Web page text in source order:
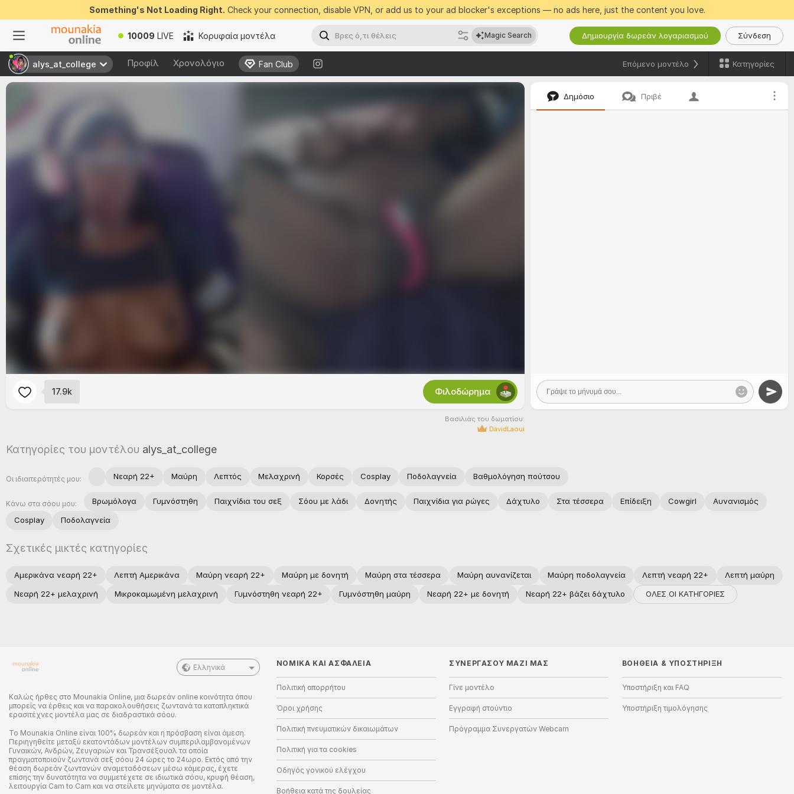
Something's Not Loading Right. Check your connection, disable VPN, or add us to your ad blocker's exceptions — no ads here, just the content you love.
10009 LIVE Κορυφαία μοντέλα Magic Search Δημιουργία δωρεάν λογαριασμού Σύνδεση
alys_at_college Προφίλ Χρονολόγιο Fan Club
alys_at_college Fan Club Επόμενο μοντέλο Κατηγορίες
17.9k Φιλοδώρημα
Βασιλιάς του δωματίου:
DavidLaoui
Δημόσιο Πριβέ
Κατηγορίες του μοντέλου alys_at_college
Οι ιδιαιτερότητές μου: Νεαρή 22+ Μαύρη Λεπτός Μελαχρινή Κορσές Cosplay Ποδολαγνεία Βαθμολόγηση πούτσου
Κάνω στα σόου μου: Βρωμόλογα Γυμνόστηθη Παιχνίδια του σεξ Σόου με λάδι Δονητής Παιχνίδια για ρώγες Δάχτυλο Στα τέσσερα Επίδειξη Cowgirl
Αυνανισμός
Cosplay
Ποδολαγνεία
Σχετικές μικτές κατηγορίες
Αμερικάνα νεαρή 22+ Λεπτή Αμερικάνα Μαύρη νεαρή 22+ Μαύρη με δονητή Μαύρη στα τέσσερα Μαύρη αυνανίζεται Μαύρη ποδολαγνεία Λεπτή νεαρή 22+
Λεπτή μαύρη
Νεαρή 22+ μελαχρινή
Μικροκαμωμένη μελαχρινή Γυμνόστηθη νεαρή 22+ Γυμνόστηθη μαύρη Νεαρή 22+ με δονητή Νεαρή 22+ βάζει δάχτυλο ΟΛΕΣ ΟΙ ΚΑΤΗΓΟΡΙΕΣ
Ελληνικά
Καλώς ήρθες στο Mounakia Online, μια δωρεάν online κοινότητα όπου
μπορείς να έρθεις και να παρακολουθήσεις ζωντανά τα καταπληκτικά
ερασιτέχνες μοντέλα μας σε διαδραστικά σόου.
Το Mounakia Online είναι 100% δωρεάν και η πρόσβαση είναι άμεση.
Περιηγηθείτε μεταξύ εκατοντάδων μοντέλων συμπεριλαμβανομένων
Γυναικών, Ανδρών, Ζευγαριών και Τρανσέξουαλ τα οποία
πραγματοποιούν ζωντανά σεξ σόου 24 ώρες το 24ωρο. Εκτός από την
θέαση δωρεάν ζωντανών αναμεταδόσεων μέσω κάμερας, έχετε
επίσης την δυνατότητα να συμμετέχετε σε ιδιωτικά σόου, κρυφή θέαση,
λειτουργία Cam to Cam και να στείλετε μηνύματα σε μοντέλα.
ΝΟΜΙΚΑ ΚΑΙ ΑΣΦΑΛΕΙΑ
Πολιτική απορρήτου
Όροι χρήσης
Πολιτική πνευματικών δικαιωμάτων
Πολιτική για τα cookies
Οδηγός γονικού ελέγχου
Βοήθεια κατά της δουλείας
ΣΥΝΕΡΓΑΣΟΥ ΜΑΖΙ ΜΑΣ
Γίνε μοντέλο
Εγγραφή στούντιο
Πρόγραμμα Συνεργατών Webcam
ΒΟΉΘΕΙΑ & ΥΠΟΣΤΉΡΙΞΗ
Υποστήριξη και FAQ
Υποστήριξη τιμολόγησης